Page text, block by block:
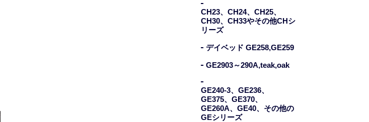
CH23、CH24、CH25、
CH30、CH33やその他CHシ
リーズ
デイベッド GE258,GE259
GE2903～290A,teak,oak
GE240-3、GE236、
GE375、GE370、
GE260A、GE40、その他の
GEシリーズ